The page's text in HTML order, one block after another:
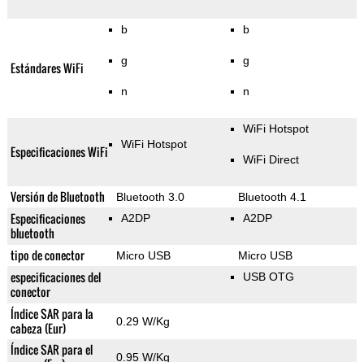
Estándares WiFi
b
g
n
b
g
n
Especificaciones WiFi WiFi Hotspot
WiFi Hotspot
WiFi Direct
Versión de Bluetooth Bluetooth 3.0 Bluetooth 4.1
Especificaciones
bluetooth
A2DP A2DP
tipo de conector Micro USB Micro USB
especificaciones del
conector
USB OTG
Índice SAR para la
cabeza (Eur)
0.29 W/Kg
Índice SAR para el
0.95 W/Kg